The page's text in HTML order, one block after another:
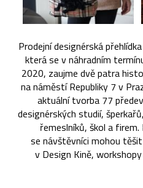
Prodejní designérská
která se v náhradním
2020, zaujme dvě patra
na náměstí Republiky 7 v
aktuální tvorba 77
designérských studií,
řemeslníků, škol a
se návštěvníci mohou
v Design Kině,